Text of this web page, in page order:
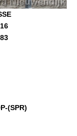
(SPR)